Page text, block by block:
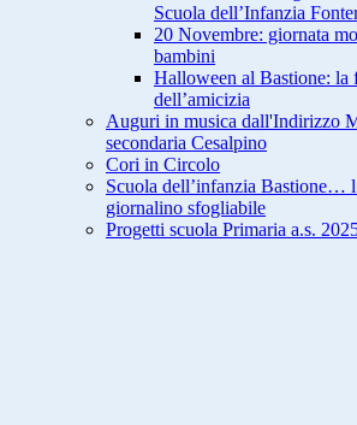
Scuola dell’Infanzia
20 Novembre: giornata
bambini
Halloween al Bastione: la
dell’amicizia
Auguri in musica dall'Indirizzo
secondaria Cesalpino
Cori in Circolo
Scuola dell’infanzia Bastione…
giornalino sfogliabile
Progetti scuola Primaria a.s.